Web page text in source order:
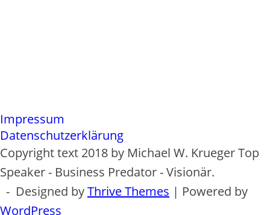
Impressum
Datenschutzerklärung
Copyright text 2018 by Michael W. Krueger Top
Speaker - Business Predator - Visionär.
- Designed byThrive Themes | Powered by
WordPress